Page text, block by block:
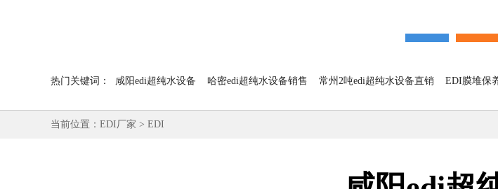
热门关键词： 咸阳edi超纯水设备 哈密edi超纯水设备销售 常州2吨edi超纯水设备直销 EDI膜堆保
当前位置： EDI厂家 > EDI